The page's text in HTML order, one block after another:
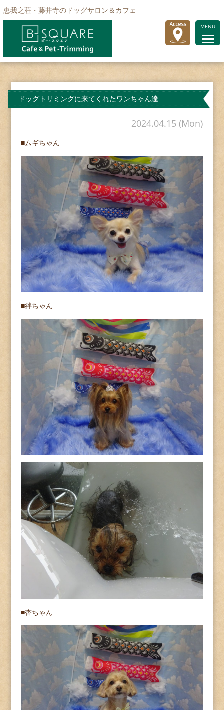
恵我之荘・藤井寺のドッグサロン＆カフェ
MENU
ドッグトリミングに来てくれたワンちゃん達
2024.04.15 (Mon)
■ムギちゃん
■絆ちゃん
■杏ちゃん